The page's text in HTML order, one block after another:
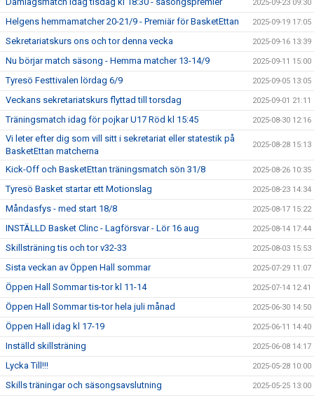
2025-09-23 09:30
Helgens hemmamatcher 20-21/9 - Premiär för BasketEttan 2025-09-19 17:05
Sekretariatskurs ons och tor denna vecka 2025-09-16 13:39
Nu börjar match säsong - Hemma matcher 13-14/9 2025-09-11 15:00
Tyresö Festtivalen lördag 6/9 2025-09-05 13:05
Veckans sekretariatskurs flyttad till torsdag 2025-09-01 21:11
Träningsmatch idag för pojkar U17 Röd kl 15:45 2025-08-30 12:16
Vi leter efter dig som vill sitt i sekretariat eller statestik på
BasketEttan matcherna
2025-08-28 15:13
Kick-Off och BasketEttan träningsmatch sön 31/8 2025-08-26 10:35
Tyresö Basket startar ett Motionslag 2025-08-23 14:34
Måndasfys - med start 18/8 2025-08-17 15:22
INSTÄLLD Basket Clinc - Lagförsvar - Lör 16 aug 2025-08-14 17:44
Skillsträning tis och tor v32-33 2025-08-03 15:53
Sista veckan av Öppen Hall sommar 2025-07-29 11:07
Öppen Hall Sommar tis-tor kl 11-14 2025-07-14 12:41
Öppen Hall Sommar tis-tor hela juli månad 2025-06-30 14:50
Öppen Hall idag kl 17-19 2025-06-11 14:40
Inställd skillsträning 2025-06-08 14:17
Lycka Till!!! 2025-05-28 10:00
Skills träningar och säsongsavslutning 2025-05-25 13:00